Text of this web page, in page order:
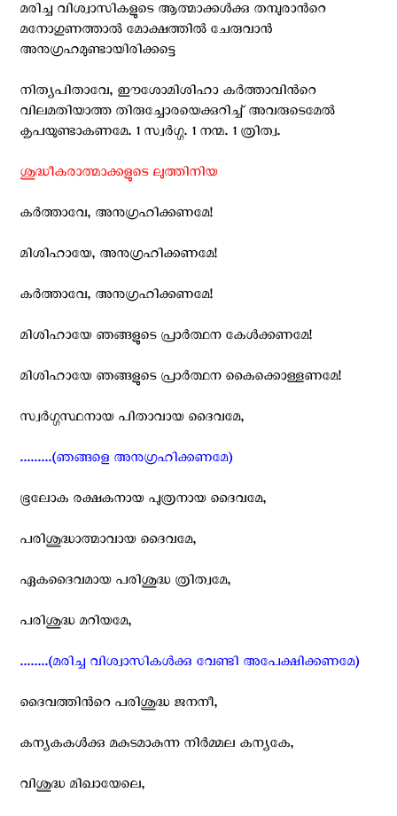
മരിച്ച വിശ്വാസികളുടെ ആത്മാക്കള്‍ക്കു തമ്പുരാന്‍റെ
മനോഗുണത്താല്‍ മോക്ഷത്തില്‍ ചേരുവാൻ
അനുഗ്രഹമുണ്ടായിരിക്കട്ടെ
നിത്യപിതാവേ, ഈശോമിശിഹാ കര്‍ത്താവിന്‍റെ
വിലമതിയാത്ത തിരുച്ചോരയെക്കുറിച്ച് അവരുടെമേല്‍
കൃപയുണ്ടാകണമേ. 1 സ്വര്‍ഗ്ഗ. 1 നന്മ. 1 ത്രിത്വ.
ശുദ്ധീകരാത്മാക്കളുടെ ലുത്തിനിയ
കര്‍ത്താവേ, അനുഗ്രഹിക്കണമേ!
മിശിഹായേ, അനുഗ്രഹിക്കണമേ!
കര്‍ത്താവേ, അനുഗ്രഹിക്കണമേ!
മിശിഹായേ ഞങ്ങളുടെ പ്രാര്‍ത്ഥന കേള്‍ക്കണമേ!
മിശിഹായേ ഞങ്ങളുടെ പ്രാര്‍ത്ഥന കൈക്കൊള്ളണമേ!
സ്വര്‍ഗ്ഗസ്ഥനായ പിതാവായ ദൈവമേ,
.........(ഞങ്ങളെ അനുഗ്രഹിക്കണമേ)
ഭൂലോക രക്ഷകനായ പുത്രനായ ദൈവമേ,
പരിശുദ്ധാത്മാവായ ദൈവമേ,
ഏകദൈവമായ പരിശുദ്ധ ത്രിത്വമേ,
പരിശുദ്ധ മറിയമേ,
........(മരിച്ച വിശ്വാസികള്‍ക്കു വേണ്ടി അപേക്ഷിക്കണമേ)
ദൈവത്തിന്‍റെ പരിശുദ്ധ ജനനീ,
കന്യകകള്‍ക്കു മകുടമാകുന്ന നിര്‍മ്മല കന്യകേ,
വിശുദ്ധ മിഖായേലെ,